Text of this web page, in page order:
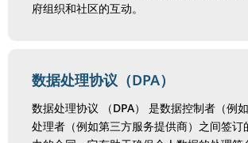
府组织和社区的互动。
数据处理协议（DPA）
数据处理协议 （DPA） 是数据控制者（例
处理者（例如第三方服务提供商）之间签订